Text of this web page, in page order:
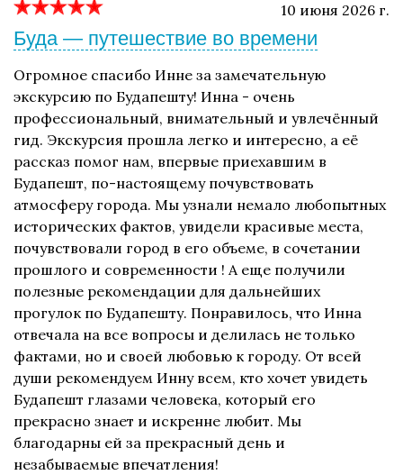
10 июня 2026 г.
Буда — путешествие во времени
Огромное спасибо Инне за замечательную
экскурсию по Будапешту! Инна - очень
профессиональный, внимательный и увлечённый
гид. Экскурсия прошла легко и интересно, а её
рассказ помог нам, впервые приехавшим в
Будапешт, по-настоящему почувствовать
атмосферу города. Мы узнали немало любопытных
исторических фактов, увидели красивые места,
почувствовали город в его объеме, в сочетании
прошлого и современности ! А еще получили
полезные рекомендации для дальнейших
прогулок по Будапешту. Понравилось, что Инна
отвечала на все вопросы и делилась не только
фактами, но и своей любовью к городу. От всей
души рекомендуем Инну всем, кто хочет увидеть
Будапешт глазами человека, который его
прекрасно знает и искренне любит. Мы
благодарны ей за прекрасный день и
незабываемые впечатления!